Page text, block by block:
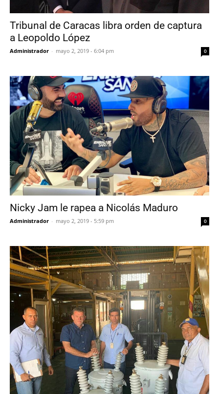
Tribunal de Caracas libra orden de captura
a Leopoldo López
Administrador - mayo 2, 2019 - 6:04 pm 0
Nicky Jam le rapea a Nicolás Maduro
Administrador - mayo 2, 2019 - 5:59 pm 0